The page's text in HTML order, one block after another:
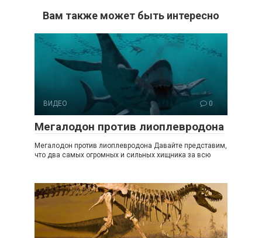
Вам также может быть интересно
ВИДЕО 0
Мегалодон против лиоплевродона
Мегалодон против лиоплевродона Давайте представим,
что два самых огромных и сильных хищника за всю